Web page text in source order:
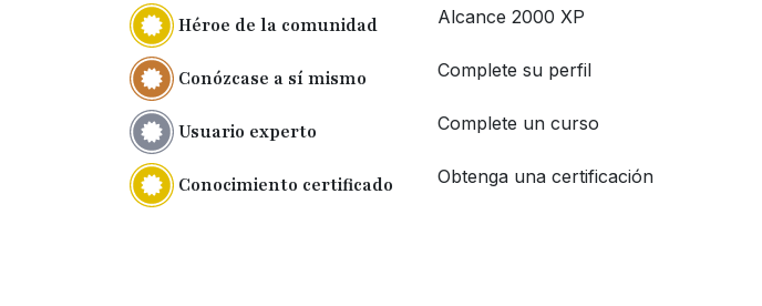
Héroe de la comunidad Alcance 2000 XP
Conózcase a sí mismo Complete su perfil
Usuario experto Complete un curso
Conocimiento certificado Obtenga una certificación